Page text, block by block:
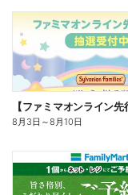
8月3日 ～8月10日